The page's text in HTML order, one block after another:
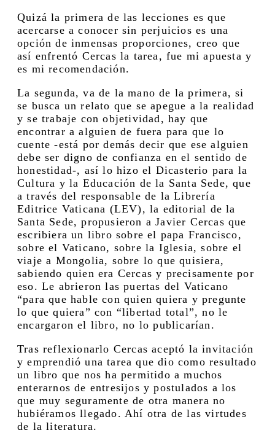
Quizá la primera de las lecciones es que
acercarse a conocer sin perjuicios es una
opción de inmensas proporciones, creo que
así enfrentó Cercas la tarea, fue mi apuesta y
es mi recomendación.
La segunda, va de la mano de la primera, si
se busca un relato que se apegue a la realidad
y se trabaje con objetividad, hay que
encontrar a alguien de fuera para que lo
cuente -está por demás decir que ese alguien
debe ser digno de confianza en el sentido de
honestidad-, así lo hizo el Dicasterio para la
Cultura y la Educación de la Santa Sede, que
a través del responsable de la Librería
Editrice Vaticana (LEV), la editorial de la
Santa Sede, propusieron a Javier Cercas que
escribiera un libro sobre el papa Francisco,
sobre el Vaticano, sobre la Iglesia, sobre el
viaje a Mongolia, sobre lo que quisiera,
sabiendo quien era Cercas y precisamente por
eso. Le abrieron las puertas del Vaticano
“para que hable con quien quiera y pregunte
lo que quiera” con “libertad total”, no le
encargaron el libro, no lo publicarían.
Tras reflexionarlo Cercas aceptó la invitación
y emprendió una tarea que dio como resultado
un libro que nos ha permitido a muchos
enterarnos de entresijos y postulados a los
que muy seguramente de otra manera no
hubiéramos llegado. Ahí otra de las virtudes
de la literatura.